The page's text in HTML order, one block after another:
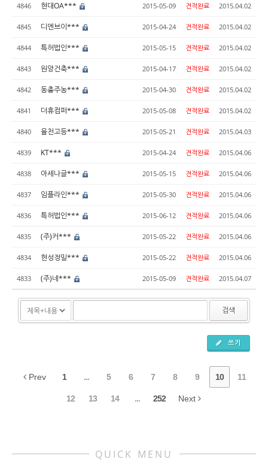
4846 현대OA*** 2015-05-09 견적완료 2015.04.02
4845 디엔브이*** 2015-04-24 견적완료 2015.04.02
4844 특허법인*** 2015-05-15 견적완료 2015.04.02
4843 원앙건축*** 2015-04-17 견적완료 2015.04.02
4842 동충주농*** 2015-04-30 견적완료 2015.04.02
4841 더휴컴퍼*** 2015-05-08 견적완료 2015.04.02
4840 율천고등*** 2015-05-21 견적완료 2015.04.03
4839 KT*** 2015-04-24 견적완료 2015.04.06
4838 아세나글*** 2015-05-15 견적완료 2015.04.06
4837 임플라인*** 2015-05-30 견적완료 2015.04.06
4836 특허법인*** 2015-06-12 견적완료 2015.04.06
4835 (주)커*** 2015-05-22 견적완료 2015.04.06
4834 현성정밀*** 2015-05-22 견적완료 2015.04.06
4833 (주)네*** 2015-05-09 견적완료 2015.04.07
검색
쓰기
Prev 1 ... 5 6 7 8 9 10 11
12 13 14 ... 252 Next
QUICK MENU